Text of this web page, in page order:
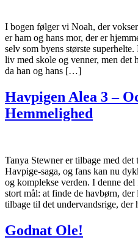
I bogen følger vi Noah, der
er ham og hans mor, der er
selv som byens største
liv med skole og venner, men det
da han og hans […]
Havpigen Alea 3 –
Hemmelighed
Tanya Stewner er tilbage med
Havpige-saga, og fans kan nu
og komplekse verden. I denne
stort mål: at finde de havbørn,
tilbage til det undervandsrige,
Godnat Ole!